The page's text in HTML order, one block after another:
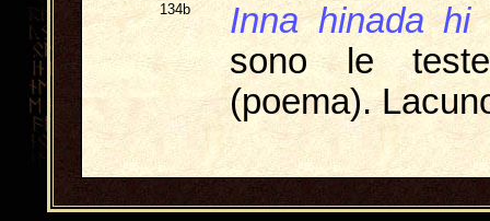
134b
Inna hinada hi
sono le
(poema).